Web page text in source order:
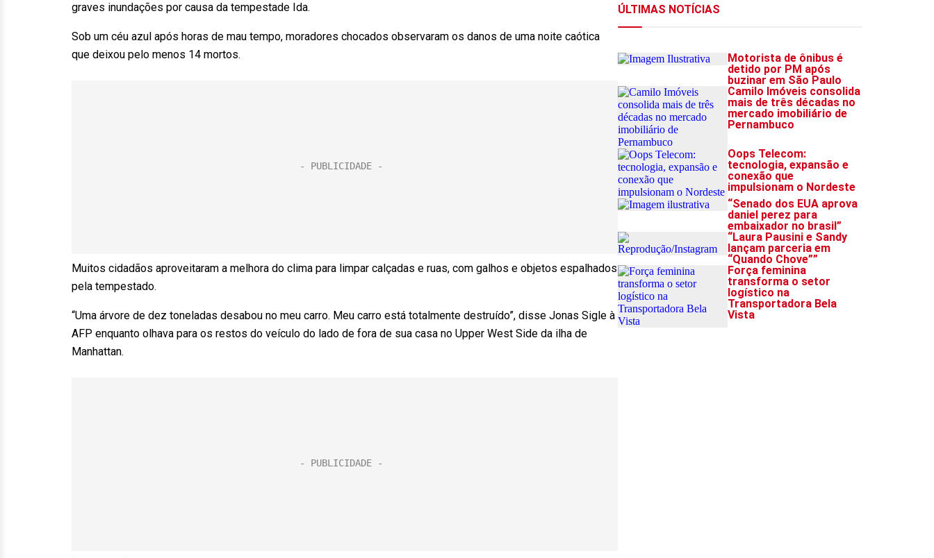
graves inundações por causa da tempestade Ida.
Sob um céu azul após horas de mau tempo, moradores chocados observaram os danos de uma noite caótica
que deixou pelo menos 14 mortos.
Muitos cidadãos aproveitaram a melhora do clima para limpar calçadas e ruas, com galhos e objetos espalhados
pela tempestado.
“Uma árvore de dez toneladas desabou no meu carro. Meu carro está totalmente destruído”, disse Jonas Sigle à
AFP enquanto olhava para os restos do veículo do lado de fora de sua casa no Upper West Side da ilha de
Manhattan.